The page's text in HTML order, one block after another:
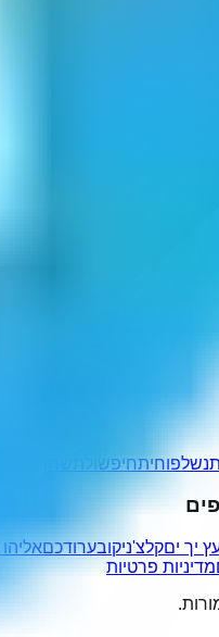
חיפשולתשתן
יך יםקלצ'ניקובערודכםאליהו
מדיניות פרטיות